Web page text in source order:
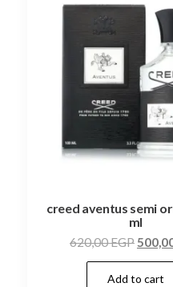
creed aventus semi
ml
620,00EGP
Add to cart